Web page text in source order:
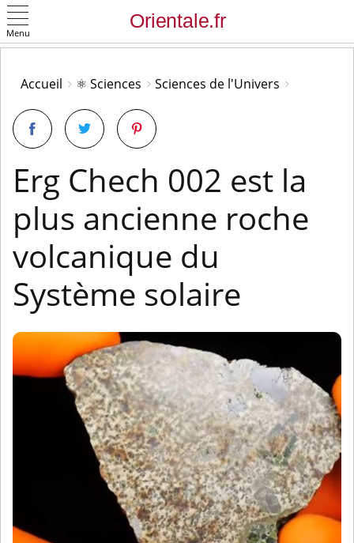
Menu
Accueil ⚛️ Sciences Sciences de l'Univers
Erg Chech 002 est la
plus ancienne roche
volcanique du
Système solaire